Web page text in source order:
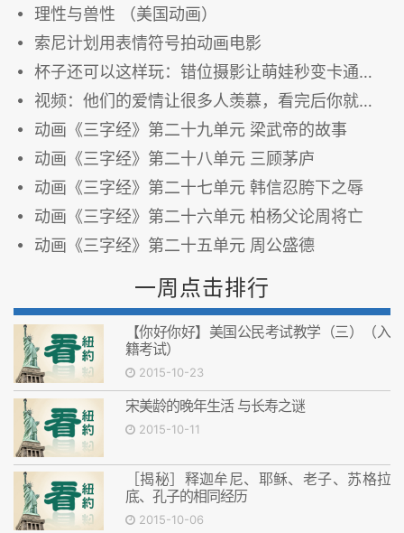
理性与兽性 （美国动画）
索尼计划用表情符号拍动画电影
杯子还可以这样玩：错位摄影让萌娃秒变卡通英雄(组图)
视频：他们的爱情让很多人羡慕，看完后你就会明白其中的秘密，《爱是什么》太有启发了！
动画《三字经》第二十九单元 梁武帝的故事
动画《三字经》第二十八单元 三顾茅庐
动画《三字经》第二十七单元 韩信忍胯下之辱
动画《三字经》第二十六单元 柏杨父论周将亡
动画《三字经》第二十五单元 周公盛德
一周点击排行
【你好你好】美国公民考试教学（三）（入
籍考试）
2015-10-23
宋美龄的晚年生活 与长寿之谜
2015-10-11
［揭秘］释迦牟尼、耶稣、老子、苏格拉
底、孔子的相同经历
2015-10-06